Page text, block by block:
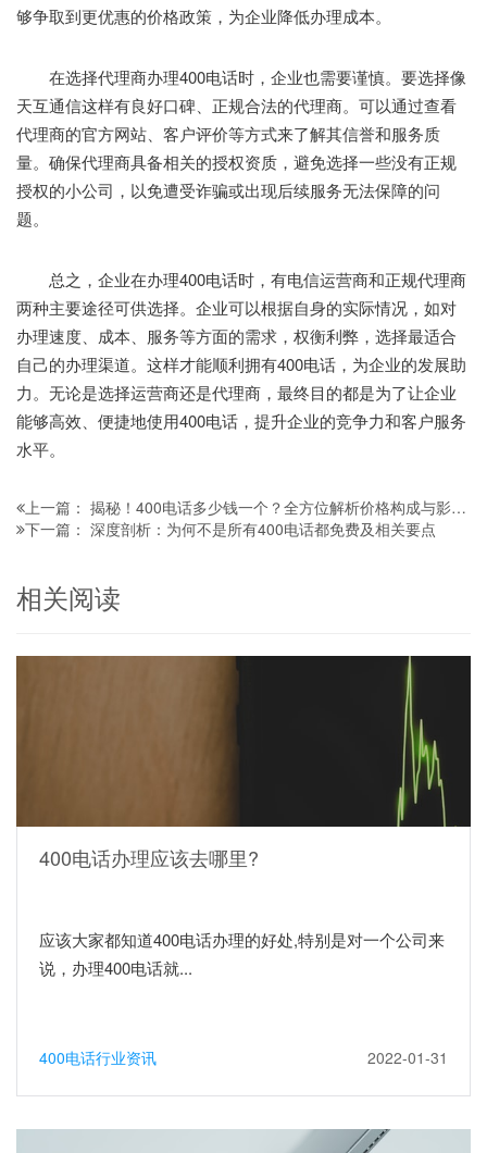
够争取到更优惠的价格政策，为企业降低办理成本。
在选择代理商办理400电话时，企业也需要谨慎。要选择像
天互通信这样有良好口碑、正规合法的代理商。可以通过查看
代理商的官方网站、客户评价等方式来了解其信誉和服务质
量。确保代理商具备相关的授权资质，避免选择一些没有正规
授权的小公司，以免遭受诈骗或出现后续服务无法保障的问
题。
总之，企业在办理400电话时，有电信运营商和正规代理商
两种主要途径可供选择。企业可以根据自身的实际情况，如对
办理速度、成本、服务等方面的需求，权衡利弊，选择最适合
自己的办理渠道。这样才能顺利拥有400电话，为企业的发展助
力。无论是选择运营商还是代理商，最终目的都是为了让企业
能够高效、便捷地使用400电话，提升企业的竞争力和客户服务
水平。
上一篇： 揭秘！400电话多少钱一个？全方位解析价格构成与影响因素
下一篇： 深度剖析：为何不是所有400电话都免费及相关要点
相关阅读
400电话办理应该去哪里?
应该大家都知道400电话办理的好处,特别是对一个公司来
说，办理400电话就...
400电话行业资讯 2022-01-31